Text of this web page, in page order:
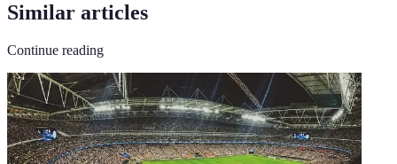
Similar articles
Continue reading